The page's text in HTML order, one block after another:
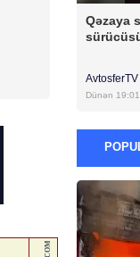
Qəzaya
AvtosferTV
Dünən 19:01